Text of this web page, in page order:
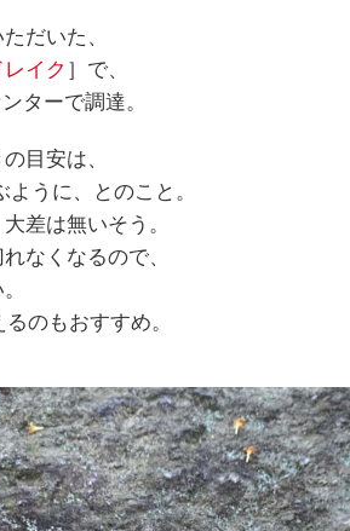
だいた、
イク ］で、
ターで調達。
目安は、
うに、とのこと。
差は無いそう。
なくなるので、
のもおすすめ。